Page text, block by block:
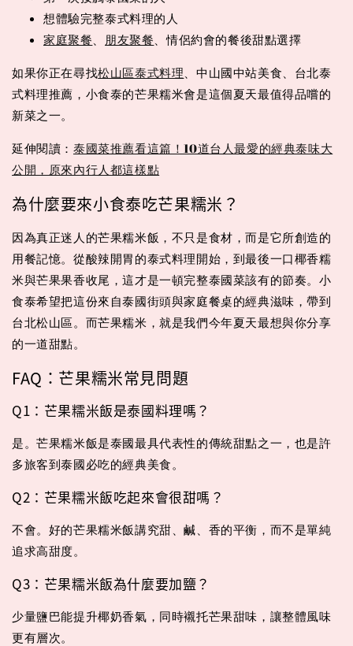
想體驗完整泰式料理的人
家庭聚餐、 朋友聚餐、情侶約會的餐後甜點選擇
如果你正在尋找松山區泰式料理、中山國中站美食、台北泰
式料理推薦，小食泰的芒果糯米會是這個夏天最值得品嚐的
新菜之一。
延伸閱讀： 泰國菜推薦看這篇！10道台人最愛的經典泰味大
公開，原來內行人都這樣點
為什麼要來小食泰吃芒果糯米？
因為真正迷人的芒果糯米飯，不只是食材，而是它所創造的
用餐記憶。從酸辣開胃的泰式料理開始，到最後一口椰香糯
米與芒果果香收尾，這才是一頓完整泰國菜該有的節奏。小
食泰希望把這份來自泰國街頭與家庭餐桌的經典滋味，帶到
台北松山區。而芒果糯米，就是我們今年夏天最想與你分享
的一道甜點。
FAQ：芒果糯米常見問題
Q1：芒果糯米飯是泰國料理嗎？
是。芒果糯米飯是泰國最具代表性的傳統甜點之一，也是許
多旅客到泰國必吃的經典美食。
Q2：芒果糯米飯吃起來會很甜嗎？
不會。好的芒果糯米飯講究甜、鹹、香的平衡，而不是單純
追求高甜度。
Q3：芒果糯米飯為什麼要加鹽？
少量鹽巴能提升椰奶香氣，同時襯托芒果甜味，讓整體風味
更有層次。